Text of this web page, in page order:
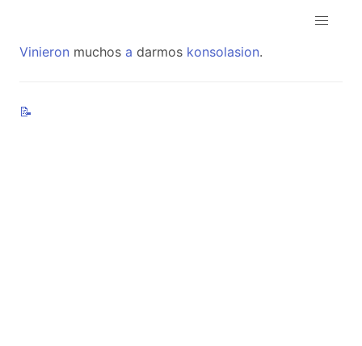
Vinieron muchos a darmos konsolasion.
📝